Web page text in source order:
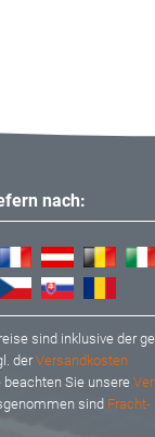
nach:
sind inklusive der
derVersandkosten
Sie unsere
sind Fracht-